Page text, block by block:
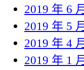
2019 年 6 月
2019 年 5 月
2019 年 4 月
2019 年 1 月